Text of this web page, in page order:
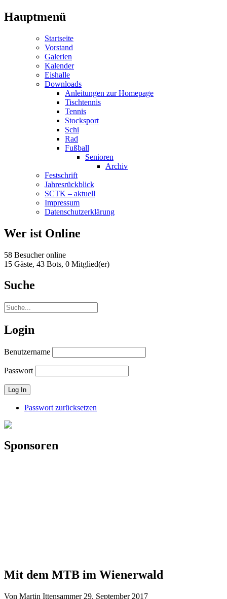
Hauptmenü
Startseite
Vorstand
Galerien
Kalender
Eishalle
Downloads
Anleitungen zur Homepage
Tischtennis
Tennis
Stocksport
Schi
Rad
Fußball
Senioren
Archiv
Festschrift
Jahresrückblick
SCTK – aktuell
Impressum
Datenschutzerklärung
Wer ist Online
58 Besucher online
15 Gäste, 43 Bots, 0 Mitglied(er)
Suche
Login
Benutzername
Passwort
Passwort zurücksetzen
Sponsoren
Mit dem MTB im Wienerwald
Von Martin Ittensammer 29. September 2017